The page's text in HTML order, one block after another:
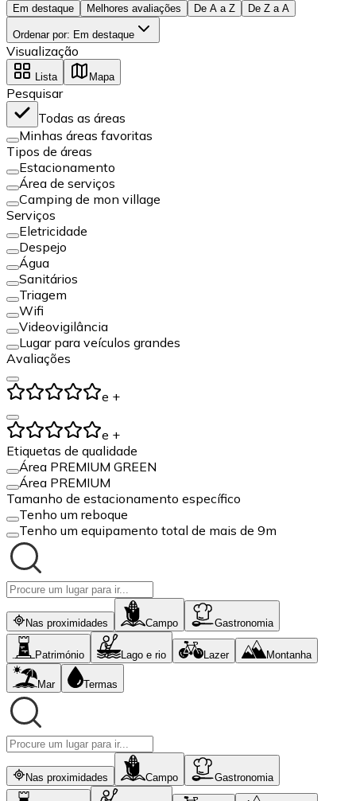
Em destaque Melhores avaliações De A a Z De Z a A
Ordenar por: Em destaque
Visualização
Lista Mapa
Pesquisar
Todas as áreas
Minhas áreas favoritas
Tipos de áreas
Estacionamento
Área de serviços
Camping de mon village
Serviços
Eletricidade
Despejo
Água
Sanitários
Triagem
Wifi
Videovigilância
Lugar para veículos grandes
Avaliações
e +
e +
Etiquetas de qualidade
Área PREMIUM GREEN
Área PREMIUM
Tamanho de estacionamento específico
Tenho um reboque
Tenho um equipamento total de mais de 9m
Nas proximidades Campo Gastronomia
Património Lago e rio Lazer Montanha
Mar Termas
Nas proximidades Campo Gastronomia